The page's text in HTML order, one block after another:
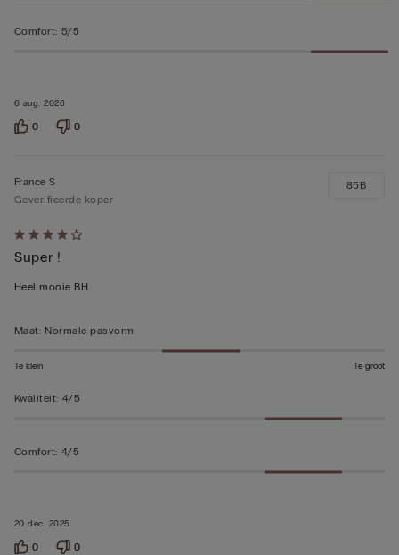
6 aug. 2026
Comfort: 5/5
0 0
4
op
5
20 dec. 2025
France S
Geverifieerde koper
Super !
Heel mooie BH
85B
Maat: Normale pasvorm
Te klein Te groot
Kwaliteit: 4/5
Comfort: 4/5
0 0